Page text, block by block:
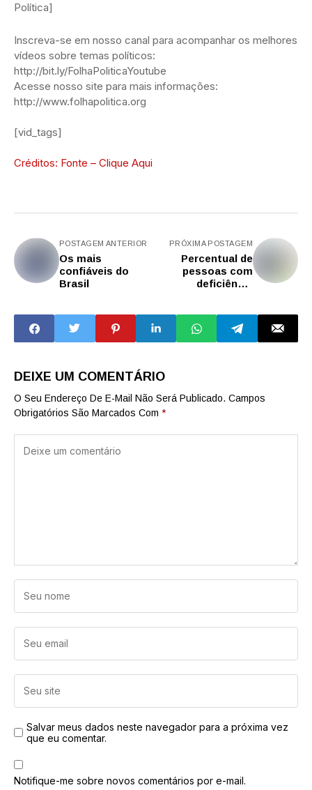
Política]
Inscreva-se em nosso canal para acompanhar os melhores
vídeos sobre temas políticos:
http://bit.ly/FolhaPoliticaYoutube
Acesse nosso site para mais informações:
http://www.folhapolitica.org
[vid_tags]
Créditos: Fonte – Clique Aqui
POSTAGEM ANTERIOR
Os mais
confiáveis do
Brasil
PRÓXIMA POSTAGEM
Percentual de
pessoas com
deficiência
Unicamp em 2025
DEIXE UM COMENTÁRIO
O Seu Endereço De E-Mail Não Será Publicado. Campos
Obrigatórios São Marcados Com *
Salvar meus dados neste navegador para a próxima vez
que eu comentar.
Notifique-me sobre novos comentários por e-mail.